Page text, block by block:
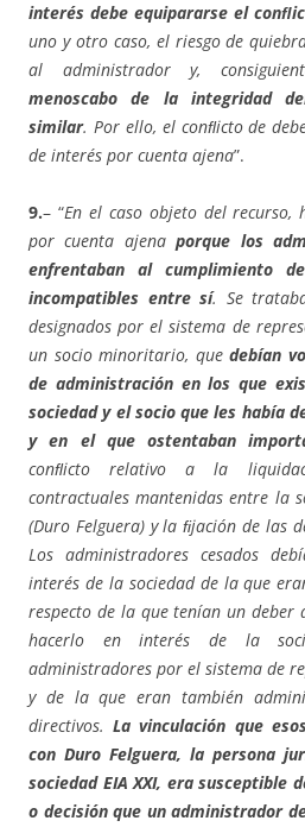
interés debe equipararse el
uno y otro caso, el riesgo de
al administrador y,
menoscabo de la integridad
similar. Por ello, el conﬂicto de
de interés por cuenta ajena”.
9.– “En el caso objeto del recurso,
por cuenta ajenaporque los
enfrentaban al cumplimiento
incompatibles entre sí. Se
designados por el sistema de
un socio minoritario, que debían
de administración en los que
sociedad y el socio que les había
y en el que ostentaban
conﬂicto relativo a la
contractuales mantenidas entre la
(Duro Felguera) y la ﬁjación de las
Los administradores cesados
interés de la sociedad de la que
respecto de la que tenían un deber
hacerlo en interés de la
administradores por el sistema de
y de la que eran también
directivos.La vinculación que
con Duro Felguera, la persona
sociedad EIA XXI, era susceptible
o decisión que un administrador